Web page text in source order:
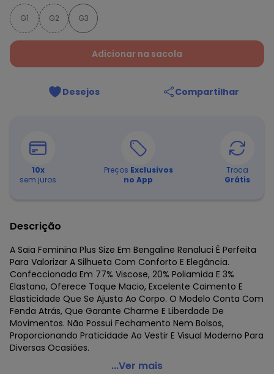
G1 G2 G3
Adicionar na sacola
Desejos Compartilhar
10x
sem juros
Preços Exclusivos
no App
Troca
Grátis
Descrição
A Saia Feminina Plus Size Em Bengaline Renaluci É Perfeita
Para Valorizar A Silhueta Com Conforto E Elegância.
Confeccionada Em 77% Viscose, 20% Poliamida E 3%
Elastano, Oferece Toque Macio, Excelente Caimento E
Elasticidade Que Se Ajusta Ao Corpo. O Modelo Conta Com
Fenda Atrás, Que Garante Charme E Liberdade De
Movimentos. Não Possui Fechamento Nem Bolsos,
Proporcionando Praticidade Ao Vestir E Visual Moderno Para
Diversas Ocasiões.
Rovitex - Saia Feminina Plus Size em Bengaline Verde
...Ver mais